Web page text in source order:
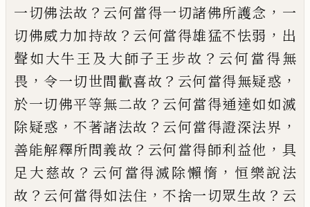
一切佛法故 ？ 云何當得一切諸佛所護念 ， 一
切佛威力加持故 ？ 云何當得雄猛不怯弱 ， 出
聲如大牛王及大師子王步故 ？ 云何當得無
畏 ，令一切世間歡喜故 ？ 云何當得無疑惑 ，
於一切佛平等無二故 ？ 云何當得通達如如滅
除疑惑 ，不著諸法故 ？ 云何當得證深法界 ，
善能解釋所問義故 ？ 云何當得師利益他 ， 具
足大慈故 ？ 云何當得滅除懶惰 ， 恒樂說法
故 ？ 云何當得如法住 ，不捨一切眾生故 ？ 云